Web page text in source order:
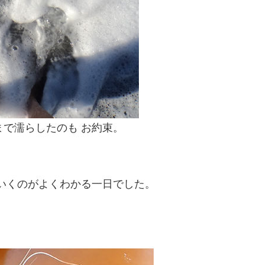
濡らしたのも お約束。
のがよくわかる一日でした。